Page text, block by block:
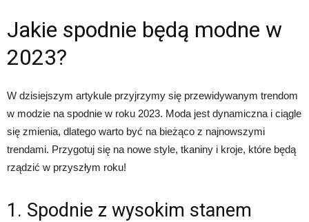
Jakie spodnie będą modne w
2023?
W dzisiejszym artykule przyjrzymy się przewidywanym trendom
w modzie na spodnie w roku 2023. Moda jest dynamiczna i ciągle
się zmienia, dlatego warto być na bieżąco z najnowszymi
trendami. Przygotuj się na nowe style, tkaniny i kroje, które będą
rządzić w przyszłym roku!
1. Spodnie z wysokim stanem